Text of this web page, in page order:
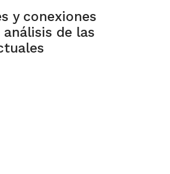
y conexiones
de las